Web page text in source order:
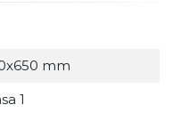
mm
1